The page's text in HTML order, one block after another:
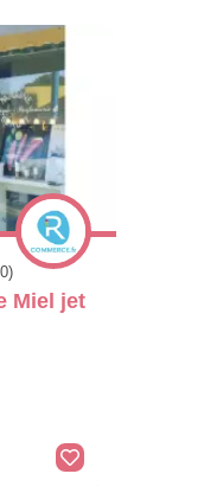
Miel jet